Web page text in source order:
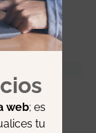
.
web; es
tu